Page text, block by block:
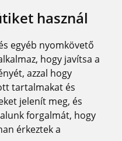
használ
egyéb nyomkövető
hogy javítsa a
azzal hogy
tartalmakat és
jelenít meg, és
forgalmát, hogy
érkeztek a